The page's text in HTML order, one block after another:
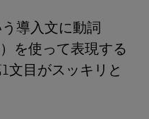
導入文に動詞
を使って表現する
文目がスッキリと